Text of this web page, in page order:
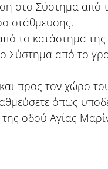
στο Σύστημα από
στάθμευσης.
το κατάστημα
Σύστημα από το
προς τον χώρο
όπως
οδού Αγίας